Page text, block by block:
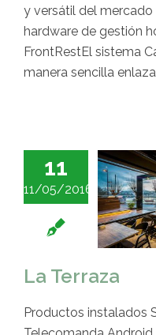
y versátil del
hardware de gestión
FrontRestEl sistema
manera sencilla
11
11/05/2016
La Terraza
Productos instalados